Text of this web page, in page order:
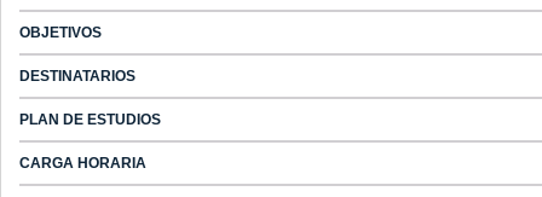
OBJETIVOS
DESTINATARIOS
PLAN DE ESTUDIOS
CARGA HORARIA